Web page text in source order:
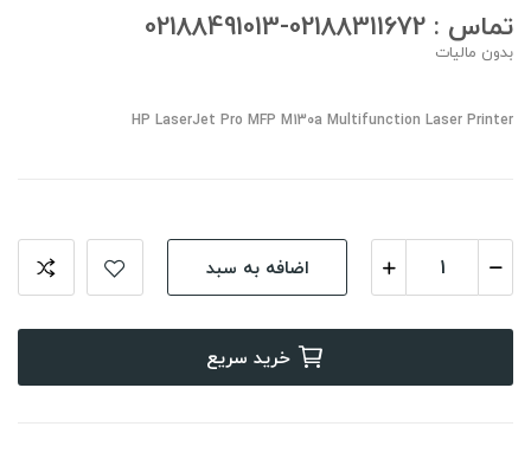
تماس : 02188311672-02188491013
بدون مالیات
HP LaserJet Pro MFP M130a Multifunction Laser Printer
اضافه به سبد
خرید سریع